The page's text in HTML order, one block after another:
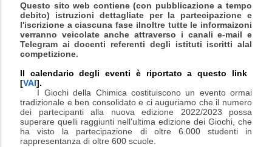
Questo sito web contiene (con pubblicazione a tempo
debito) istruzioni dettagliate per la partecipazione e
l'iscrizione a ciascuna fase iInoltre tutte le informaizoni
verranno veicolate anche attraverso i canali e-mail e
Telegram ai docenti referenti degli istituti iscritti alal
competizione.
Il calendario degli eventi è riportato a questo link
[VAI].
I Giochi della Chimica costituiscono un evento ormai
tradizionale e ben consolidato e ci auguriamo che il numero
dei partecipanti alla nuova edizione 2022/2023 possa
superare quelli raggiunti nell’ultima edizione dei Giochi, che
ha visto la partecipazione di oltre 6.000 studenti in
rappresentanza di oltre 600 scuole.